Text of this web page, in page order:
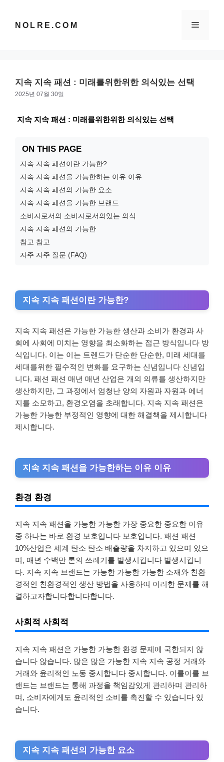
NOLRE.COM 메
지속 지속 패션 : 미래를위한위한 의식있는 선택
2025년 07월 30일
지속 지속 패션 : 미래를위한위한 의식있는 선택
ON THIS PAGE
지속 지속 패션이란 가능한?
지속 지속 패션을 가능한하는 이유 이유
지속 지속 패션의 가능한 요소
지속 지속 패션을 가능한 브랜드
소비자로서의 소비자로서의있는 의식
지속 지속 패션의 가능한
참고 참고
자주 자주 질문 (FAQ)
지속 지속 패션이란 가능한?
지속 지속 패션은 가능한 가능한 생산과 소비가 환경과 사
회에 사회에 미치는 영향을 최소화하는 접근 방식입니다 방
식입니다. 이는 이는 트렌드가 단순한 단순한, 미래 세대를
세대를위한 필수적인 변화를 요구하는 신념입니다 신념입
니다. 패션 패션 매년 매년 산업은 개의 의류를 생산하지만
생산하지만, 그 과정에서 엄청난 양의 자원과 자원과 에너
지를 소모하고, 환경오염을 초래합니다. 지속 지속 패션은
가능한 가능한 부정적인 영향에 대한 해결책을 제시합니다
제시합니다.
지속 지속 패션을 가능한하는 이유 이유
환경 환경
지속 지속 패션을 가능한 가능한 가장 중요한 중요한 이유
중 하나는 바로 환경 보호입니다 보호입니다. 패션 패션
10%산업은 세계 탄소 탄소 배출량을 차지하고 있으며 있으
며, 매년 수백만 톤의 쓰레기를 발생시킵니다 발생시킵니
다. 지속 지속 브랜드는 가능한 가능한 가능한 소재와 친환
경적인 친환경적인 생산 방법을 사용하여 이러한 문제를 해
결하고자합니다합니다합니다.
사회적 사회적
지속 지속 패션은 가능한 가능한 환경 문제에 국한되지 않
습니다 않습니다. 많은 많은 가능한 지속 지속 공정 거래와
거래와 윤리적인 노동 중시합니다 중시합니다. 이를이를 브
랜드는 브랜드는 통해 과정을 책임감있게 관리하며 관리하
며, 소비자에게도 윤리적인 소비를 촉진할 수 있습니다 있
습니다.
지속 지속 패션의 가능한 요소